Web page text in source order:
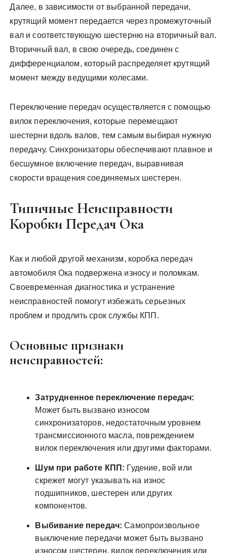
Далее, в зависимости от выбранной передачи,
крутящий момент передается через промежуточный
вал и соответствующую шестерню на вторичный вал.
Вторичный вал, в свою очередь, соединен с
дифференциалом, который распределяет крутящий
момент между ведущими колесами.
Переключение передач осуществляется с помощью
вилок переключения, которые перемещают
шестерни вдоль валов, тем самым выбирая нужную
передачу. Синхронизаторы обеспечивают плавное и
бесшумное включение передач, выравнивая
скорости вращения соединяемых шестерен.
Типичные Неисправности
Коробки Передач Ока
Как и любой другой механизм, коробка передач
автомобиля Ока подвержена износу и поломкам.
Своевременная диагностика и устранение
неисправностей помогут избежать серьезных
проблем и продлить срок службы КПП.
Основные признаки
неисправностей:
Затрудненное переключение передач:
Может быть вызвано износом
синхронизаторов, недостаточным уровнем
трансмиссионного масла, повреждением
вилок переключения или другими факторами.
Шум при работе КПП: Гудение, вой или
скрежет могут указывать на износ
подшипников, шестерен или других
компонентов.
Выбивание передач: Самопроизвольное
выключение передачи может быть вызвано
износом шестерен, вилок переключения или